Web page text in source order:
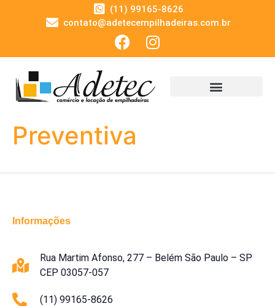
(11) 99165-8626
contato@adetecempilhadeiras.com.br
Preventiva
Informações
Rua Martim Afonso, 277 – Belém São Paulo – SP
CEP 03057-057
(11) 99165-8626